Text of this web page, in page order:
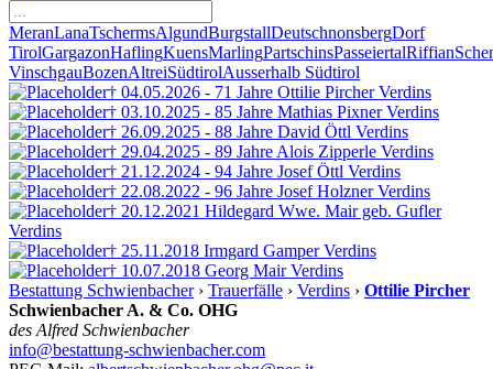
MeranLanaTschermsAlgundBurgstallDeutschnonsbergDorf
TirolGargazonHaflingKuensMarlingPartschinsPasseiertalRiffian
VinschgauBozenAltreiSüdtirolAusserhalb Südtirol
† 04.05.2026 - 71 Jahre Ottilie PircherVerdins
† 03.10.2025 - 85 Jahre Mathias PixnerVerdins
† 26.09.2025 - 88 Jahre David Öttl Verdins
† 29.04.2025 - 89 Jahre Alois Zipperle Verdins
† 21.12.2024 - 94 Jahre Josef Öttl Verdins
† 22.08.2022 - 96 Jahre Josef HolznerVerdins
† 20.12.2021 Hildegard Wwe. Mair geb. Gufler
Verdins
† 25.11.2018 Irmgard GamperVerdins
† 10.07.2018 Georg MairVerdins
Bestattung Schwienbacher› Trauerfälle › Verdins › Ottilie Pircher
Schwienbacher A. & Co. OHG
des Alfred Schwienbacher
info@bestattung-schwienbacher.com